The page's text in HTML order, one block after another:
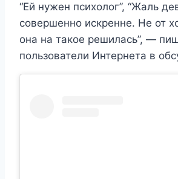
“Ей нужен психолог”, “Жаль
совершенно искренне. Не от
она на такое решилась”, —
пользователи Интернета в